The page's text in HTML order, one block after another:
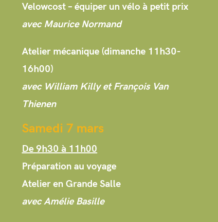
Velowcost – équiper un vélo à petit prix
avec Maurice Normand
Atelier mécanique(dimanche 11h30-
16h00)
avec William Killy et François Van
Thienen
Samedi 7 mars
De 9h30 à 11h00
Préparation au voyage
Atelier en Grande Salle
avec Amélie Basille